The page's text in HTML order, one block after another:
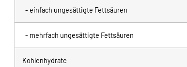
- einfach ungesättigte Fettsäuren
- mehrfach ungesättigte Fettsäuren
Kohlenhydrate